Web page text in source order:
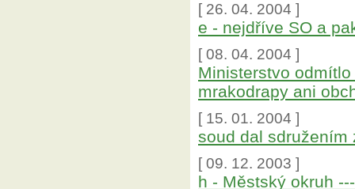
[ 26. 04. 2004 ]
e - nejdříve SO a
[ 08. 04. 2004 ]
Ministerstvo
mrakodrapy ani
[ 15. 01. 2004 ]
soud dal sdružením
[ 09. 12. 2003 ]
h - Městský okruh